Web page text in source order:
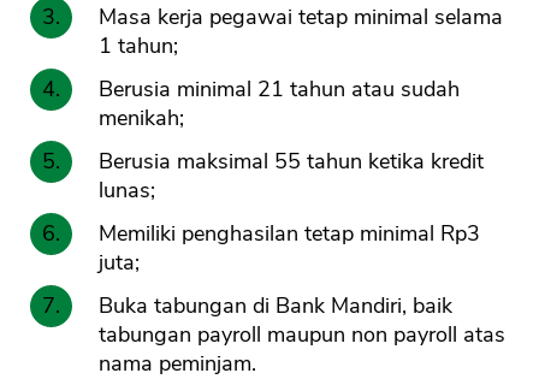
Masa kerja pegawai tetap minimal selama
1 tahun;
Berusia minimal 21 tahun atau sudah
menikah;
Berusia maksimal 55 tahun ketika kredit
lunas;
Memiliki penghasilan tetap minimal Rp3
juta;
Buka tabungan di Bank Mandiri, baik
tabungan payroll maupun non payroll atas
nama peminjam.